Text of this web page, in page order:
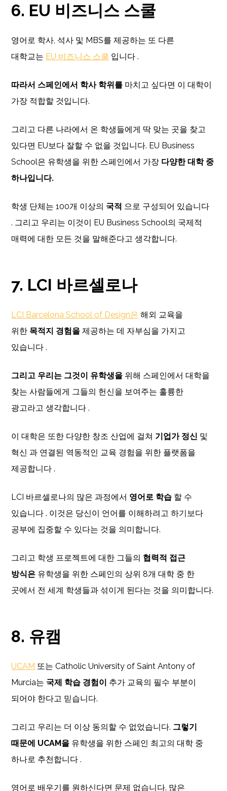
6. EU 비즈니스 스쿨
영어로 학사, 석사 및 MBS를 제공하는 또 다른
대학교는 EU 비즈니스 스쿨 입니다 .
따라서 스페인에서 학사 학위를 마치고 싶다면 이 대학이
가장 적합할 것입니다.
그리고 다른 나라에서 온 학생들에게 딱 맞는 곳을 찾고
있다면 EU보다 잘할 수 없을 것입니다. EU Business
School은 유학생을 위한 스페인에서 가장 다양한 대학 중
하나입니다.
학생 단체는 100개 이상의 국적 으로 구성되어 있습니다
. 그리고 우리는 이것이 EU Business School의 국제적
매력에 대한 모든 것을 말해준다고 생각합니다.
7. LCI 바르셀로나
LCI Barcelona School of Design은 해외 교육을
위한 목적지 경험을 제공하는 데 자부심을 가지고
있습니다 .
그리고 우리는 그것이 유학생을 위해 스페인에서 대학을
찾는 사람들에게 그들의 헌신을 보여주는 훌륭한
광고라고 생각합니다 .
이 대학은 또한 다양한 창조 산업에 걸쳐 기업가 정신 및
혁신 과 연결된 역동적인 교육 경험을 위한 플랫폼을
제공합니다 .
LCI 바르셀로나의 많은 과정에서 영어로 학습 할 수
있습니다 . 이것은 당신이 언어를 이해하려고 하기보다
공부에 집중할 수 있다는 것을 의미합니다.
그리고 학생 프로젝트에 대한 그들의 협력적 접근
방식은 유학생을 위한 스페인의 상위 8개 대학 중 한
곳에서 전 세계 학생들과 섞이게 된다는 것을 의미합니다.
8. 유캠
UCAM 또는 Catholic University of Saint Antony of
Murcia는 국제 학습 경험이 추가 교육의 필수 부분이
되어야 한다고 믿습니다.
그리고 우리는 더 이상 동의할 수 없었습니다. 그렇기
때문에 UCAM을 유학생을 위한 스페인 최고의 대학 중
하나로 추천합니다 .
영어로 배우기를 원하신다면 문제 없습니다. 많은